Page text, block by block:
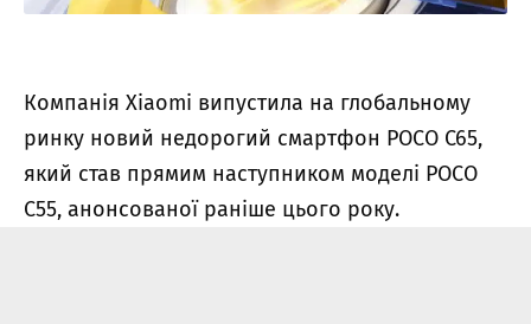
Компанія Xiaomi випустила на глобальному
ринку новий недорогий смартфон POCO C65,
який став прямим наступником моделі POCO
C55, анонсованої раніше цього року.